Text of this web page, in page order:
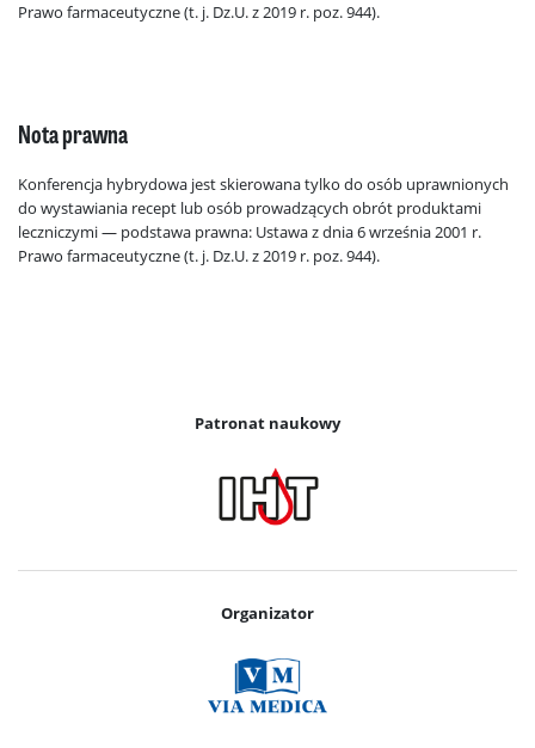
Prawo farmaceutyczne (t. j. Dz.U. z 2019 r. poz. 944).
Nota prawna
Konferencja hybrydowa jest skierowana tylko do osób uprawnionych
do wystawiania recept lub osób prowadzących obrót produktami
leczniczymi — podstawa prawna: Ustawa z dnia 6 września 2001 r.
Prawo farmaceutyczne (t. j. Dz.U. z 2019 r. poz. 944).
Patronat naukowy
Organizator